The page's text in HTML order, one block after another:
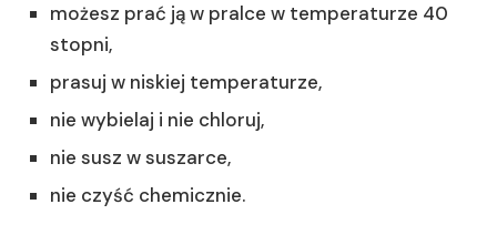
możesz prać ją w pralce w temperaturze 40
stopni,
prasuj w niskiej temperaturze,
nie wybielaj i nie chloruj,
nie susz w suszarce,
nie czyść chemicznie.